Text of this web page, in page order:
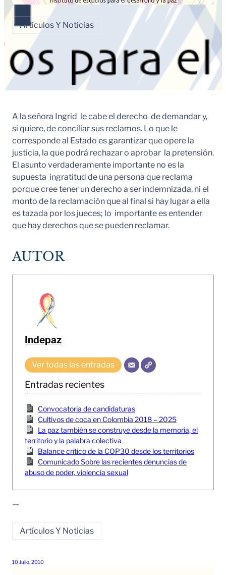
Artículos Y Noticias
A la señora Ingrid le cabe el derecho de demandar y,
si quiere, de conciliar sus reclamos. Lo que le
corresponde al Estado es garantizar que opere la
justicia, la que podrá rechazar o aprobar la pretensión.
El asunto verdaderamente importante no es la
supuesta ingratitud de una persona que reclama
porque cree tener un derecho a ser indemnizada, ni el
monto de la reclamación que al final si hay lugar a ella
es tazada por los jueces; lo importante es entender
que hay derechos que se pueden reclamar.
AUTOR
Indepaz
Ver todas las entradas
Entradas recientes
Convocatoria de candidaturas
Cultivos de coca en Colombia 2018 – 2025
La paz también se construye desde la memoria, el
territorio y la palabra colectiva
Balance crítico de la COP30 desde los territorios
Comunicado Sobre las recientes denuncias de
abuso de poder, violencia sexual
—
Artículos Y Noticias
10 Julio, 2010